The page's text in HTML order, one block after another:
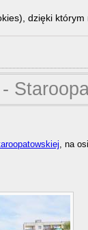
, na
dzięki którym